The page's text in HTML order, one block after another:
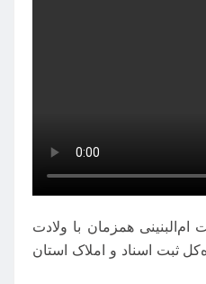
همزمان با ولادت
ثبت اسناد و املاک استان